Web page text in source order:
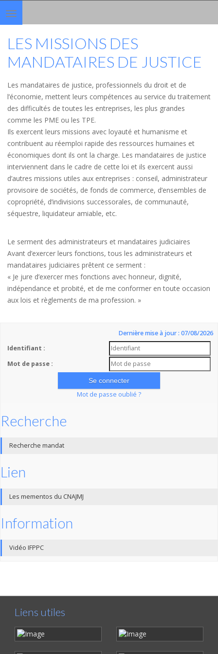
Toggle
navigation
LES MISSIONS DES
MANDATAIRES DE JUSTICE
Les mandataires de justice, professionnels du droit et de
l’économie, mettent leurs compétences au service du traitement
des difficultés de toutes les entreprises, les plus grandes
comme les PME ou les TPE.
Ils exercent leurs missions avec loyauté et humanisme et
contribuent au réemploi rapide des ressources humaines et
économiques dont ils ont la charge. Les mandataires de justice
interviennent dans le cadre de cette loi et ils exercent aussi
d’autres missions utiles aux entreprises : conseil, administrateur
provisoire de sociétés, de fonds de commerce, d’ensembles de
copropriété, d’indivisions successorales, de communauté,
séquestre, liquidateur amiable, etc.
Le serment des administrateurs et mandataires judiciaires
Avant d’exercer leurs fonctions, tous les administrateurs et
mandataires judiciaires prêtent ce serment :
« Je jure d’exercer mes fonctions avec honneur, dignité,
indépendance et probité, et de me conformer en toute occasion
aux lois et règlements de ma profession. »
Dernière mise à jour : 07/08/2026
Identifiant :
Mot de passe :
Mot de passe oublié ?
Recherche
Recherche mandat
Lien
Les mementos du CNAJMJ
Information
Vidéo IFPPC
Liens utiles